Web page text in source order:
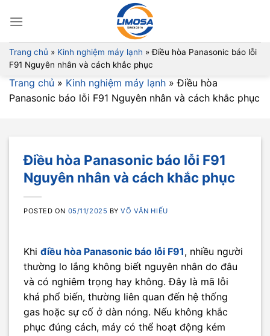
Trang chủ » Kinh nghiệm máy lạnh »Điều hòa Panasonic báo lỗi
F91 Nguyên nhân và cách khắc phục
Trang chủ » Kinh nghiệm máy lạnh »Điều hòa
Panasonic báo lỗi F91 Nguyên nhân và cách khắc phục
Điều hòa Panasonic báo lỗi F91
Nguyên nhân và cách khắc phục
POSTED ON 05/11/2025 BYVÕ VĂN HIẾU
Khi điều hòa Panasonic báo lỗi F91, nhiều người
thường lo lắng không biết nguyên nhân do đâu
và có nghiêm trọng hay không. Đây là mã lỗi
khá phổ biến, thường liên quan đến hệ thống
gas hoặc sự cố ở dàn nóng. Nếu không khắc
phục đúng cách, máy có thể hoạt động kém